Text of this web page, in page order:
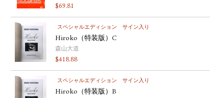
$69.81
スペシャルエディション サイン入り
Hiroko（特装版）C
森山大道
$418.88
スペシャルエディション サイン入り
Hiroko（特装版）B